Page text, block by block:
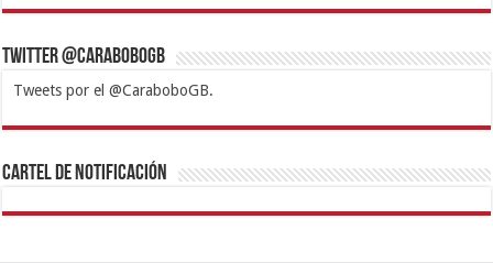
Twitter @CaraboboGB
Tweets por el @CaraboboGB.
1xbetBetturkeyBetistKralbetSupertotobetTipobetMatadorbetMariobet
https://mvbcasino.com/
Cartel de Notificación